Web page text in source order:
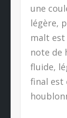
une
légère,
malt est
note de
fluide,
final est